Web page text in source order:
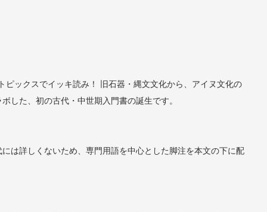
ックスでイッキ読み！ 旧石器・縄文文化から、アイヌ文化の
した、初の古代・中世期入門書の誕生です。
は詳しくないため、専門用語を中心とした脚注を本文の下に配